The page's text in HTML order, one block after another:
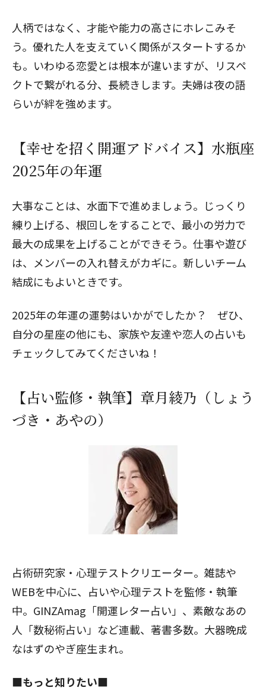
人柄ではなく、才能や能力の高さにホレこみそ
う。優れた人を支えていく関係がスタートするか
も。いわゆる恋愛とは根本が違いますが、リスペ
クトで繋がれる分、長続きします。夫婦は夜の語
らいが絆を強めます。
【幸せを招く開運アドバイス】水瓶座
2025年の年運
大事なことは、水面下で進めましょう。じっくり
練り上げる、根回しをすることで、最小の労力で
最大の成果を上げることができそう。仕事や遊び
は、メンバーの入れ替えがカギに。新しいチーム
結成にもよいときです。
2025年の年運の運勢はいかがでしたか？ ぜひ、
自分の星座の他にも、家族や友達や恋人の占いも
チェックしてみてくださいね！
【占い監修・執筆】章月綾乃（しょう
づき・あやの）
占術研究家・心理テストクリエーター。雑誌や
WEBを中心に、占いや心理テストを監修・執筆
中。GINZAmag「開運レター占い」、素敵なあの
人「数秘術占い」など連載、著書多数。大器晩成
なはずのやぎ座生まれ。
■もっと知りたい■